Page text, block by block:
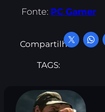
Fonte: PC Gamer
Compartilhe:
TAGS: